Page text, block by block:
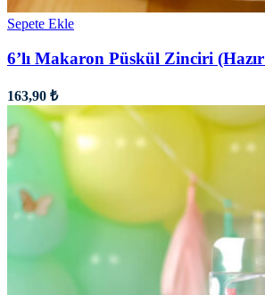
Sepete Ekle
6’lı Makaron Püskül Zinciri
163,90 ₺